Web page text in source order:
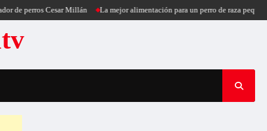
perros Cesar Millán La mejor alimentación para un perro de raza pequeña